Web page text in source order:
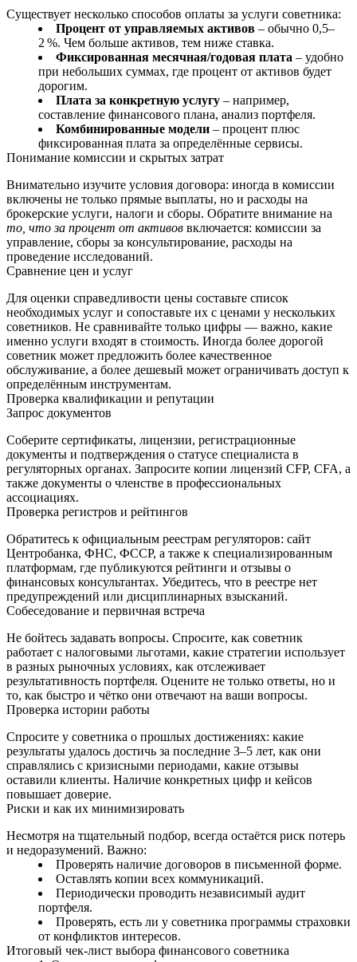
Существует несколько способов оплаты за услуги советника:
Процент от управляемых активов – обычно 0,5–
2 %. Чем больше активов, тем ниже ставка.
Фиксированная месячная/годовая плата – удобно
при небольших суммах, где процент от активов будет
дорогим.
Плата за конкретную услугу – например,
составление финансового плана, анализ портфеля.
Комбинированные модели – процент плюс
фиксированная плата за определённые сервисы.
Понимание комиссии и скрытых затрат
Внимательно изучите условия договора: иногда в комиссии
включены не только прямые выплаты, но и расходы на
брокерские услуги, налоги и сборы. Обратите внимание на
то, что за процент от активов включается: комиссии за
управление, сборы за консультирование, расходы на
проведение исследований.
Сравнение цен и услуг
Для оценки справедливости цены составьте список
необходимых услуг и сопоставьте их с ценами у нескольких
советников. Не сравнивайте только цифры — важно, какие
именно услуги входят в стоимость. Иногда более дорогой
советник может предложить более качественное
обслуживание, а более дешевый может ограничивать доступ к
определённым инструментам.
Проверка квалификации и репутации
Запрос документов
Соберите сертификаты, лицензии, регистрационные
документы и подтверждения о статусе специалиста в
регуляторных органах. Запросите копии лицензий CFP, CFA, а
также документы о членстве в профессиональных
ассоциациях.
Проверка регистров и рейтингов
Обратитесь к официальным реестрам регуляторов: сайт
Центробанка, ФНС, ФССР, а также к специализированным
платформам, где публикуются рейтинги и отзывы о
финансовых консультантах. Убедитесь, что в реестре нет
предупреждений или дисциплинарных взысканий.
Собеседование и первичная встреча
Не бойтесь задавать вопросы. Спросите, как советник
работает с налоговыми льготами, какие стратегии использует
в разных рыночных условиях, как отслеживает
результативность портфеля. Оцените не только ответы, но и
то, как быстро и чётко они отвечают на ваши вопросы.
Проверка истории работы
Спросите у советника о прошлых достижениях: какие
результаты удалось достичь за последние 3–5 лет, как они
справлялись с кризисными периодами, какие отзывы
оставили клиенты. Наличие конкретных цифр и кейсов
повышает доверие.
Риски и как их минимизировать
Несмотря на тщательный подбор, всегда остаётся риск потерь
и недоразумений. Важно:
Проверять наличие договоров в письменной форме.
Оставлять копии всех коммуникаций.
Периодически проводить независимый аудит
портфеля.
Проверять, есть ли у советника программы страховки
от конфликтов интересов.
Итоговый чек‑лист выбора финансового советника